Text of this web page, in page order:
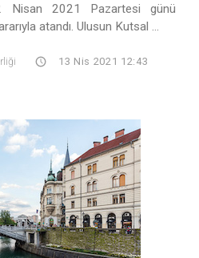
Nisan 2021 Pazartesi günü
atandı. Ulusun Kutsal ...
13 Nis 2021 12:43